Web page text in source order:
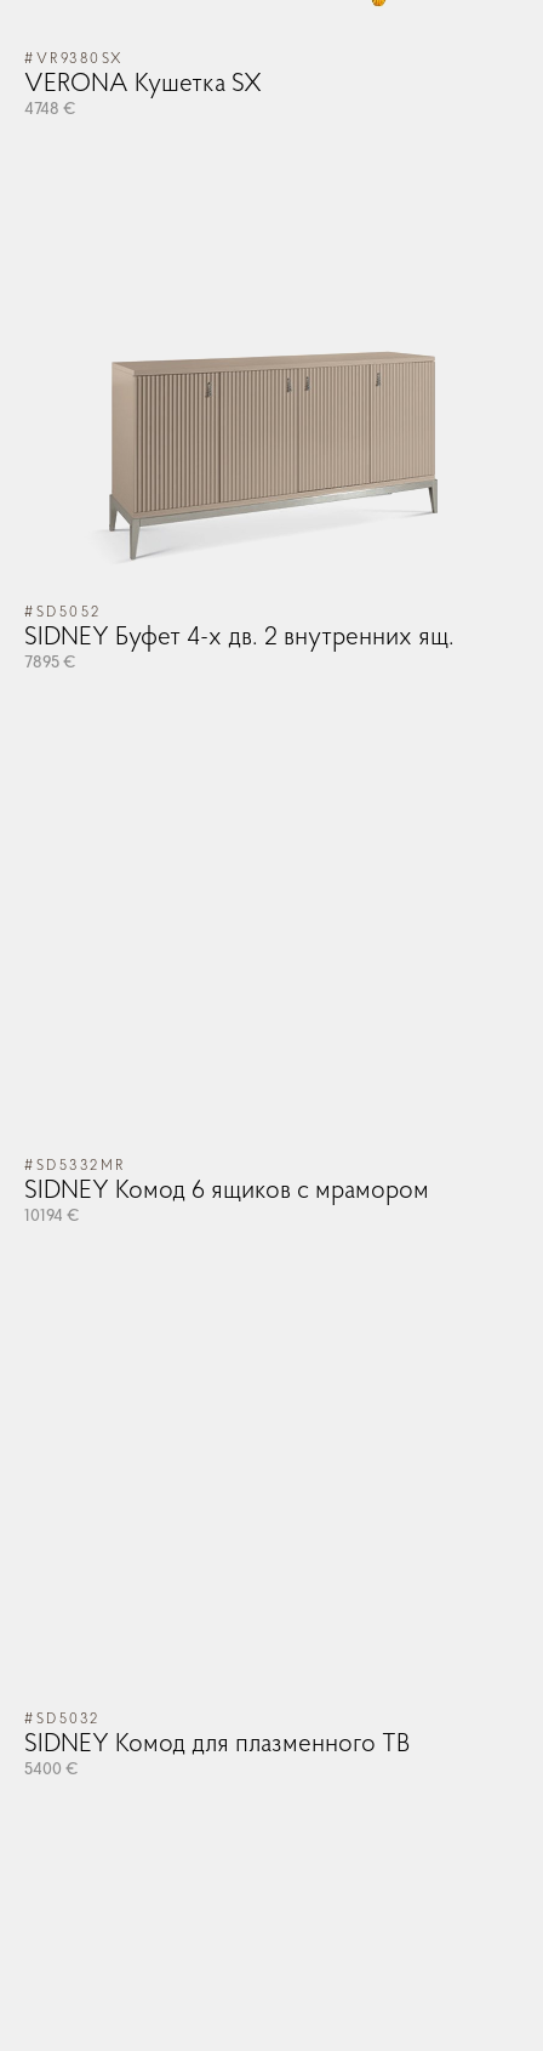
#VR9380SX
VERONA Кушетка SX
4748 €
#SD5052
SIDNEY Буфет 4-х дв. 2 внутренних ящ.
7895 €
#SD5332MR
SIDNEY Комод 6 ящиков с мрамором
10194 €
#SD5032
SIDNEY Комод для плазменного ТВ
5400 €